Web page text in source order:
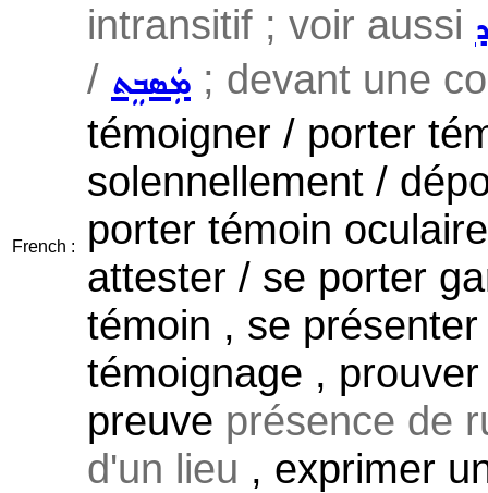
French :
intransitif ; voir aussi
/ ܡܲܣܒܸܬ ; devant une
témoigner / porter
solennellement /
porter témoin
attester / se porter
témoin , se
témoignage ,
preuve présence de
d'un lieu , exprimer